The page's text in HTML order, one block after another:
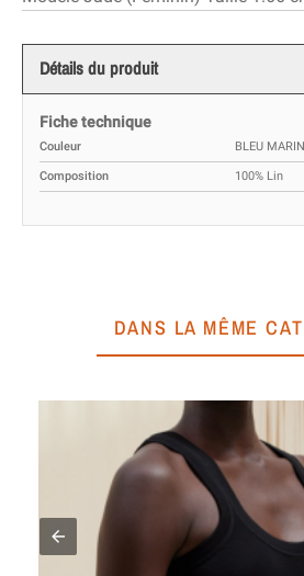
Détails du produit
Fiche technique
Couleur BLEU
Composition 100% Lin
DANS LA MÊME